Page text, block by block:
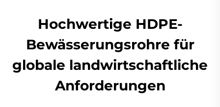
Hochwertige HDPE-
Bewässerungsrohre für
globale landwirtschaftliche
Anforderungen